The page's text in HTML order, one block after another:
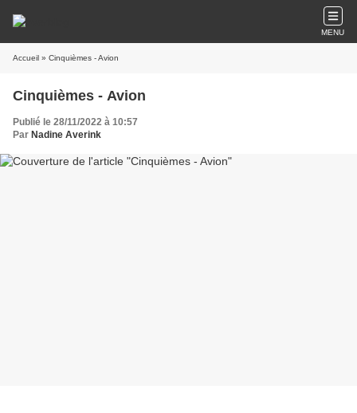
MENU
Accueil » Cinquièmes - Avion
Cinquièmes - Avion
Publié le 28/11/2022 à 10:57
Par Nadine Averink